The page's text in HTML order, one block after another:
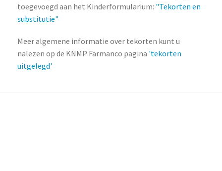
toegevoegd aan het Kinderformularium: "Tekorten en
substitutie"
Meer algemene informatie over tekorten kunt u
nalezen op de KNMP Farmanco pagina 'tekorten
uitgelegd'